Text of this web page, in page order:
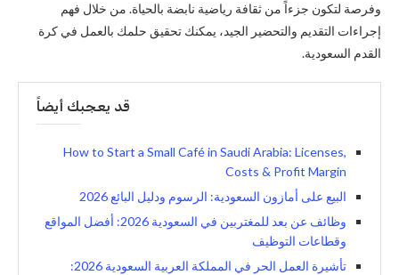
وفرصة لتكون جزءاً من ثقافة رياضية نابضة بالحياة. من خلال فهم
إجراءات التقديم والتحضير الجيد، يمكنك تحقيق حلمك بالعمل في كرة
القدم السعودية.
قد يعجبك أيضاً
How to Start a Small Café in Saudi Arabia: Licenses,
Costs & Profit Margin
البيع على أمازون السعودية: الرسوم ودليل البائع 2026
وظائف عن بعد للمغتربين في السعودية 2026: أفضل المواقع
وقطاعات التوظيف
تأشيرة العمل الحر في المملكة العربية السعودية 2026: